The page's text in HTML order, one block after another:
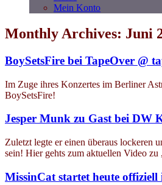
Mein Konto
Monthly Archives: Juni
BoySetsFire bei TapeOver @
Im Zuge ihres Konzertes im Berliner
BoySetsFire!
Jesper Munk zu Gast bei DW
Zuletzt legte er einen überaus lockeren
sein! Hier gehts zum aktuellen Video
MissinCat startet heute